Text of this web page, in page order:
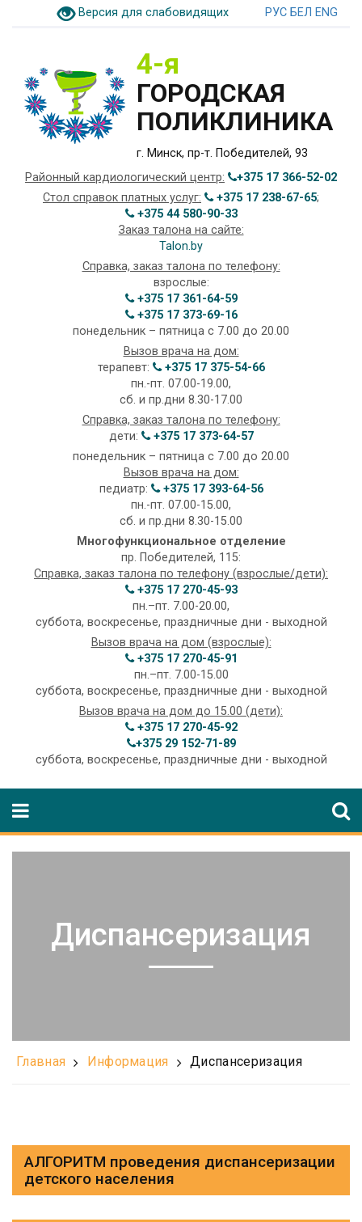
Версия для слабовидящих РУС БЕЛ ENG
4-я
ГОРОДСКАЯ
ПОЛИКЛИНИКА
г. Минск, пр-т. Победителей, 93
Районный кардиологический центр:
+375 17 366-52-02
Стол справок платных услуг:
+375 17 238-67-65;
+375 44 580-90-33
Заказ талона на сайте:
Talon.by
Справка, заказ талона по телефону:
взрослые:
+375 17 361-64-59
+375 17 373-69-16
понедельник – пятница с 7.00 до 20.00
Вызов врача на дом:
терапевт:
+375 17 375-54-66
пн.-пт. 07.00-19.00,
сб. и пр.дни 8.30-17.00
Справка, заказ талона по телефону:
дети:
+375 17 373-64-57
понедельник – пятница с 7.00 до 20.00
Вызов врача на дом:
педиатр:
+375 17 393-64-56
пн.-пт. 07.00-15.00,
сб. и пр.дни 8.30-15.00
Многофункциональное отделение
пр. Победителей, 115:
Справка, заказ талона по телефону (взрослые/дети):
+375 17 270-45-93
пн.–пт. 7.00-20.00,
суббота, воскресенье, праздничные дни - выходной
Вызов врача на дом (взрослые):
+375 17 270-45-91
пн.–пт. 7.00-15.00
суббота, воскресенье, праздничные дни - выходной
Вызов врача на дом до 15.00 (дети):
+375 17 270-45-92
+375 29 152-71-89
суббота, воскресенье, праздничные дни - выходной
Диспансеризация
Главная Информация Диспансеризация
АЛГОРИТМ проведения диспансеризации
детского населения